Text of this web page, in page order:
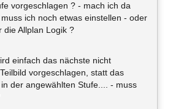
vorgeschlagen ? - mach ich da
ich noch etwas einstellen - oder
die Allplan Logik ?
einfach das nächste nicht
vorgeschlagen, statt das
der angewählten Stufe.... - muss